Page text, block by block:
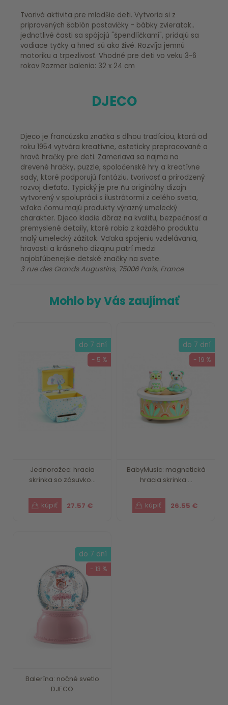
Tvorivá aktivita pre mladšie deti. Vytvoria si z
pripravených šablón postavičky - bábky zvieratok..
jednotlivé časti sa spájajú "špendlíčkami", pridajú sa
vodiace tyčky a hneď sú ako živé. Rozvíja jemnú
motoriku a trpezlivosť. Vhodné pre deti vo veku 3-6
rokov Rozmer balenia: 32 x 24 cm
DJECO
Djeco je francúzska značka s dlhou tradíciou, ktorá od
roku 1954 vytvára kreatívne, esteticky prepracované a
hravé hračky pre deti. Zameriava sa najmä na
drevené hračky, puzzle, spoločenské hry a kreatívne
sady, ktoré podporujú fantáziu, tvorivosť a prirodzený
rozvoj dieťaťa. Typický je pre ňu originálny dizajn
vytvorený v spolupráci s ilustrátormi z celého sveta,
vďaka čomu majú produkty výrazný umelecký
charakter. Djeco kladie dôraz na kvalitu, bezpečnosť a
premyslené detaily, ktoré robia z každého produktu
malý umelecký zážitok. Vďaka spojeniu vzdelávania,
hravosti a krásneho dizajnu patrí medzi
najobľúbenejšie detské značky na svete.
3 rue des Grands Augustins, 75006 Paris, France
Mohlo by Vás zaujímať
Jednorožec: hracia
skrinka so zásuvko...
27.57 €
do 7 dní
- 5 %
BabyMusic: magnetická
hracia skrinka ...
26.55 €
do 7 dní
- 19 %
Balerína: nočné svetlo
DJECO
do 7 dní
- 13 %